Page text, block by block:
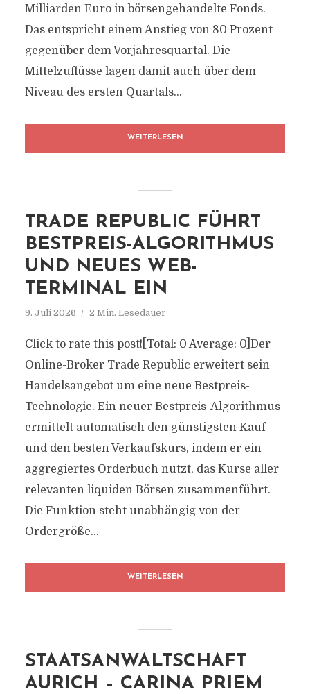
Milliarden Euro in börsengehandelte Fonds.
Das entspricht einem Anstieg von 80 Prozent
gegenüber dem Vorjahresquartal. Die
Mittelzuflüsse lagen damit auch über dem
Niveau des ersten Quartals...
WEITERLESEN
TRADE REPUBLIC FÜHRT
BESTPREIS-ALGORITHMUS
UND NEUES WEB-
TERMINAL EIN
9. Juli 2026 2 Min. Lesedauer
Click to rate this post![Total: 0 Average: 0]Der
Online-Broker Trade Republic erweitert sein
Handelsangebot um eine neue Bestpreis-
Technologie. Ein neuer Bestpreis-Algorithmus
ermittelt automatisch den günstigsten Kauf-
und den besten Verkaufskurs, indem er ein
aggregiertes Orderbuch nutzt, das Kurse aller
relevanten liquiden Börsen zusammenführt.
Die Funktion steht unabhängig von der
Ordergröße...
WEITERLESEN
STAATSANWALTSCHAFT
AURICH – CARINA PRIEM